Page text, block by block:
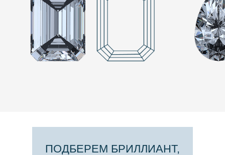
ПОДБЕРЕМ БРИЛЛИАНТ,